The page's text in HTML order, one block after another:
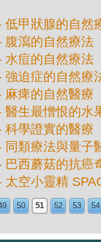
低甲狀腺的自然
腹瀉的自然療法
水痘的自然療法
強迫症的自然療
麻痺的自然醫療
醫生最憎恨的水
科學證實的醫療
同類療法與量子
巴西蘑菇的抗癌
太空小靈精
50 51 52 53 54